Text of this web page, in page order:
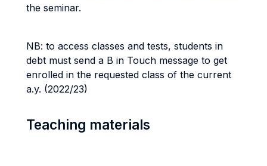
the seminar.
NB: to access classes and tests, students in
debt must send a B in Touch message to get
enrolled in the requested class of the current
a.y. (2022/23)
Teaching materials